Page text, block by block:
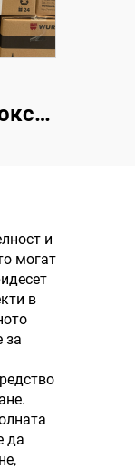
и
могат
в
за
да